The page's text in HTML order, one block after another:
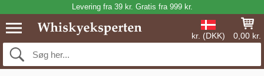
Levering fra 39 kr. Gratis fra 999 kr.
kr. (DKK) 0,00 kr.